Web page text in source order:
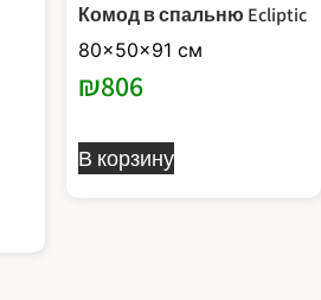
Комод в спальню Ecliptic
80x50x91 см
₪806
В корзину